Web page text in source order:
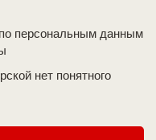
персональным данным
нет понятного